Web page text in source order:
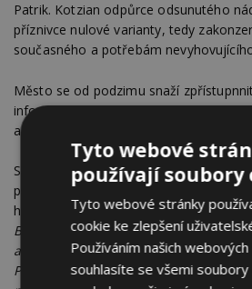
Patrik. Kotzian odpůrce odsunutého
příznivce nulové varianty, tedy
současného a potřebám
Město se od podzimu snaží
informací, které se problematiky týkají,
adrese
Správa železniční dopravní cesty čeká
proveditelnosti, která má porovnat
hotová by měla být před referendem.
Brno, který již zpracovával tři studie
a zároveň připravoval studii
Předpokládáme, že jako výhodnější
Tyto webové
používají soubory
Tyto webové stránky
cookie ke zlepšení
Používáním našich
souhlasíte se všemi soubory